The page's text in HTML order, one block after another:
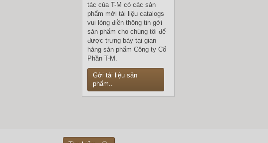
tác của T-M có các sản
phẩm mới tài liệu catalogs
vui lòng điền thông tin gởi
sản phẩm cho chúng tôi để
được trưng bày tại gian
hàng sản phẩm Công ty Cổ
Phần T-M.
Gởi tài liệu sản
phẩm..